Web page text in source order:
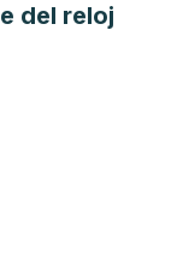
del reloj